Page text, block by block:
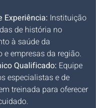
Experiência: Instituição
de história no
à saúde da
e empresas da região.
Qualificado: Equipe
especialistas e de
treinada para oferecer